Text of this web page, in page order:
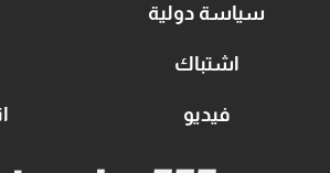
سياسة دولية
اشتباك
فيديو